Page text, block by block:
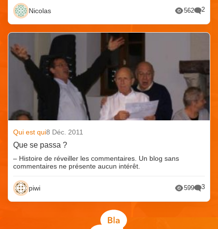
Nicolas 562 2
Qui est qui8 Déc. 2011
Que se passa ?
– Histoire de réveiller les commentaires. Un blog sans
commentaires ne présente aucun intérêt.
piwi 599 3